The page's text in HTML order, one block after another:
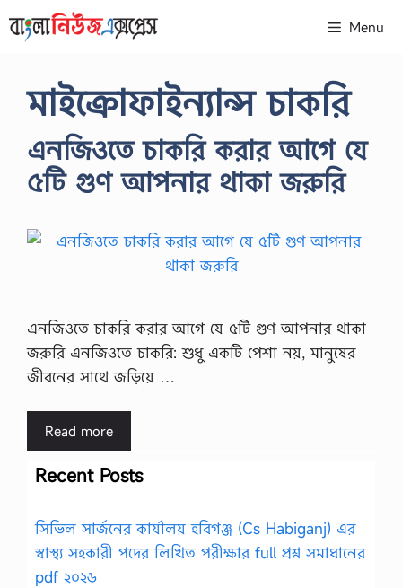
to
Menu
মাইক্রোফাইন্যান্স চাকরি
এনজিওতে চাকরি করার আগে যে
৫টি গুণ আপনার থাকা জরুরি
এনজিওতে চাকরি করার আগে যে ৫টি গুণ আপনার থাকা
জরুরি এনজিওতে চাকরি: শুধু একটি পেশা নয়, মানুষের
জীবনের সাথে জড়িয়ে …
Read more
Recent Posts
সিভিল সার্জনের কার্যালয় হবিগঞ্জ (Cs Habiganj) এর
স্বাস্থ্য সহকারী পদের লিখিত পরীক্ষার full প্রশ্ন সমাধানের
pdf ২০২৬